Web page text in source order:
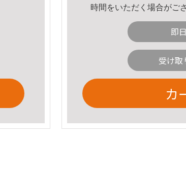
時間をいただく場合がご
即
受け取
カ